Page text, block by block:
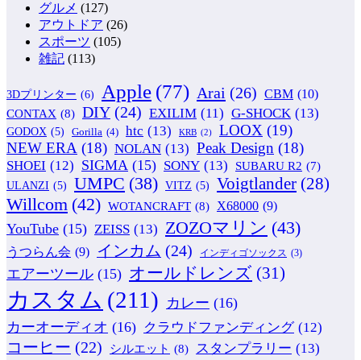
グルメ (127)
アウトドア (26)
スポーツ (105)
雑記 (113)
3Dプリンター (6) Apple (77) Arai (26) CBM (10)
CONTAX (8) DIY (24) EXILIM (11) G-SHOCK (13)
GODOX (5) Gorilla (4) htc (13) KRB (2) LOOX (19)
NEW ERA (18) NOLAN (13) Peak Design (18)
SHOEI (12) SIGMA (15) SONY (13) SUBARU R2 (7)
ULANZI (5) UMPC (38) VITZ (5) Voigtlander (28)
Willcom (42) WOTANCRAFT (8) X68000 (9)
YouTube (15) ZEISS (13) ZOZOマリン (43)
うつらん会 (9) インカム (24) インディゴソックス (3)
エアーツール (15) オールドレンズ (31)
カスタム (211) カレー (16)
カーオーディオ (16) クラウドファンディング (12)
コーヒー (22) シルエット (8) スタンプラリー (13)